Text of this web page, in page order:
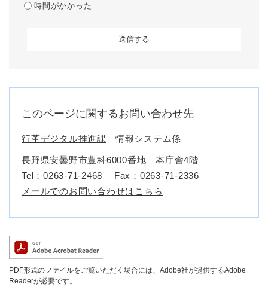
時間がかかった
このページに関するお問い合わせ先
行革デジタル推進課 情報システム係
長野県安曇野市豊科6000番地 本庁舎4階
Tel：0263-71-2468
Fax：0263-71-2336
メールでのお問い合わせはこちら
PDF形式のファイルをご覧いただく場合には、Adobe社が提供するAdobe
Readerが必要です。